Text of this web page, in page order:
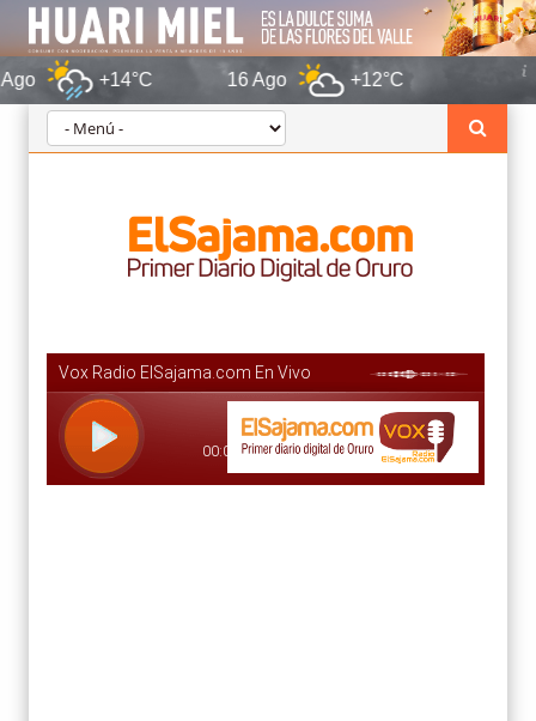
+14°C 16 Ago +12°C